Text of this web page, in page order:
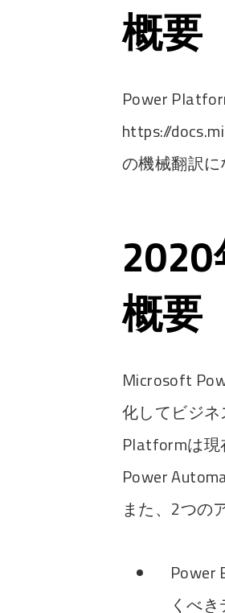
概要
Power
https://
の機械翻訳
概要
Microsoft
化してビジ
Platformは現
Power
また、2つの
Power
くべ